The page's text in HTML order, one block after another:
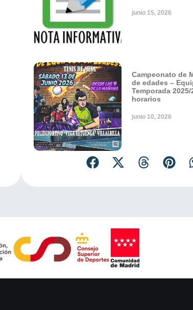
junio 15, 2026
Campeonato de
de edades –
Temporada
horarios
junio 10, 2026